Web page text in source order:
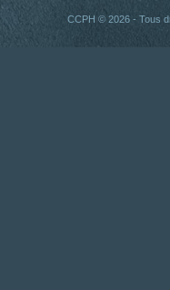
CCPH © 2026 - Tous